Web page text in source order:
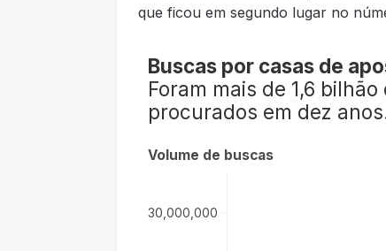
que ficou em segundo lugar no